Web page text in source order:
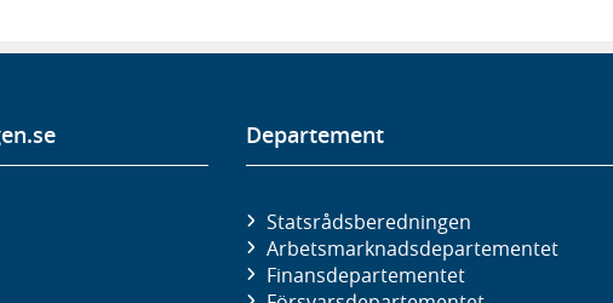
Departement
Statsrådsberedningen
Arbetsmarknads­departementet
Finans­departementet